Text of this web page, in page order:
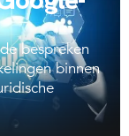
bespreken
binnen